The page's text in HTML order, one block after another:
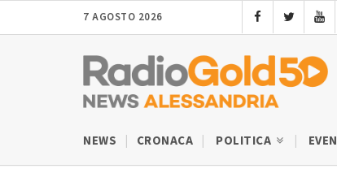
7 AGOSTO 2026
NEWS CRONACA POLITICA